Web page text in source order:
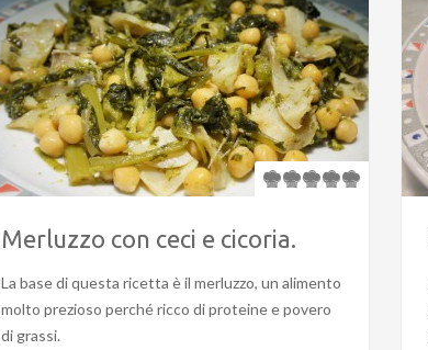
Merluzzo con ceci e cicoria.
La base di questa ricetta è il merluzzo, un alimento
molto prezioso perché ricco di proteine e povero
di grassi.